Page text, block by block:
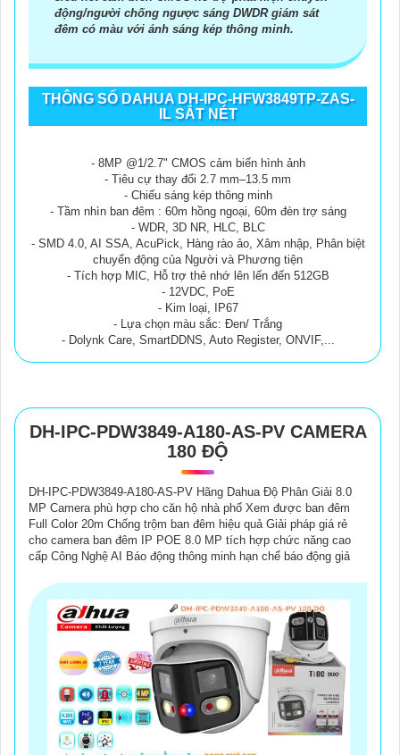
động/người chống ngược sáng DWDR giám sát
đêm có màu với ánh sáng kép thông minh.
THÔNG SỐ DAHUA DH-IPC-HFW3849TP-ZAS-
IL SẮT NÉT
- 8MP @1/2.7" CMOS cảm biến hình ảnh
- Tiêu cự thay đổi 2.7 mm–13.5 mm
- Chiếu sáng kép thông minh
- Tầm nhìn ban đêm : 60m hồng ngoại, 60m đèn trợ sáng
- WDR, 3D NR, HLC, BLC
- SMD 4.0, AI SSA, AcuPick, Hàng rào ảo, Xâm nhập, Phân biệt
chuyển động của Người và Phương tiện
- Tích hợp MIC, Hỗ trợ thẻ nhớ lên lến đến 512GB
- 12VDC, PoE
- Kim loại, IP67
- Lựa chọn màu sắc: Đen/ Trắng
- Dolynk Care, SmartDDNS, Auto Register, ONVIF,...
DH-IPC-PDW3849-A180-AS-PV CAMERA
180 ĐỘ
DH-IPC-PDW3849-A180-AS-PV Hãng Dahua Độ Phân Giải 8.0
MP Camera phù hợp cho căn hộ nhà phố Xem được ban đêm
Full Color 20m Chống trộm ban đêm hiệu quả Giải pháp giá rẻ
cho camera ban đêm IP POE 8.0 MP tích hợp chức năng cao
cấp Công Nghệ AI Báo động thông minh hạn chế báo động giả